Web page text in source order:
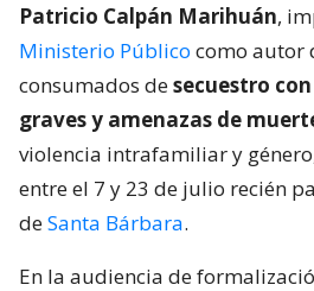
Patricio Calpán Marihuán,
Ministerio Público como autor
consumados desecuestro
graves y amenazas de
violencia intrafamiliar y
entre el 7 y 23 de julio recién
deSanta Bárbara.
En la audiencia de